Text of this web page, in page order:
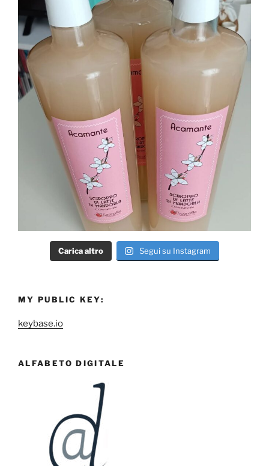
Carica altro Segui su Instagram
MY PUBLIC KEY:
keybase.io
ALFABETO DIGITALE